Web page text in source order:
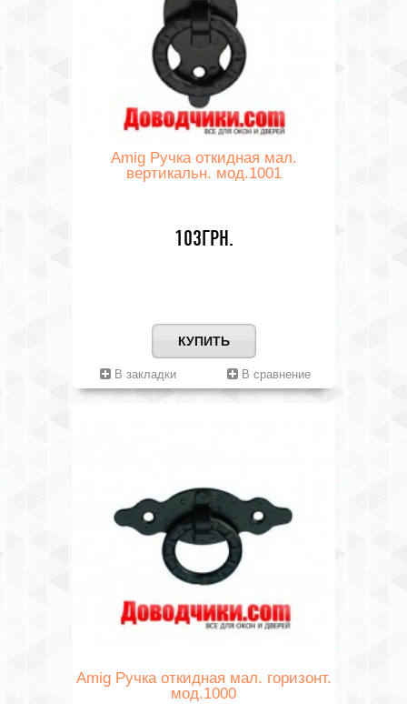
Amig Ручка откидная мал.
вертикальн. мод.1001
103ГРН.
КУПИТЬ
В закладки В сравнение
Amig Ручка откидная мал. горизонт.
мод.1000